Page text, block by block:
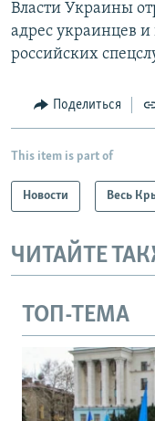
Власти Украины
адрес украинцев
российских
Поделиться
This item is part of
Новости Весь
ЧИТАЙТЕ
ТОП-ТЕМА